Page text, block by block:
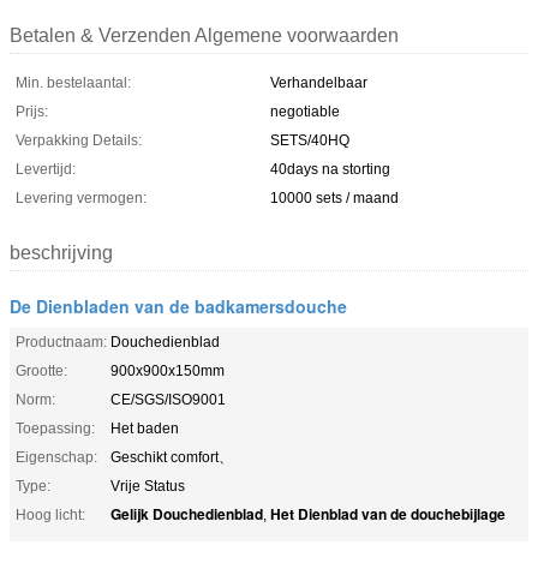
Betalen & Verzenden Algemene voorwaarden
Min. bestelaantal:
Verhandelbaar
Prijs:
negotiable
Verpakking Details:
SETS/40HQ
Levertijd:
40days na storting
Levering vermogen:
10000 sets / maand
beschrijving
De Dienbladen van de badkamersdouche
Productnaam: Douchedienblad
Grootte:
900x900x150mm
Norm:
CE/SGS/ISO9001
Toepassing:
Het baden
Eigenschap:
Geschikt comfort、
Type:
Vrije Status
Hoog licht:
Gelijk Douchedienblad, Het Dienblad van de douchebijlage